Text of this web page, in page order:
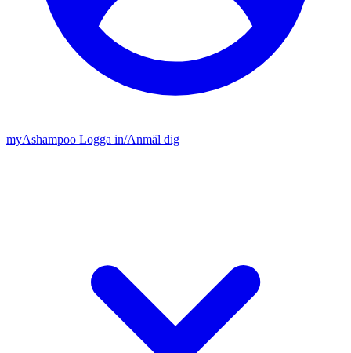
myAshampoo Logga in/Anmäl dig